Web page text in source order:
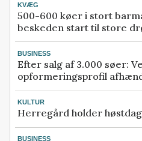
KVÆG
500-600 køer i stort
beskeden start til store
BUSINESS
Efter salg af 3.000 søer:
opformeringsprofil
KULTUR
Herregård holder høstdag
BUSINESS